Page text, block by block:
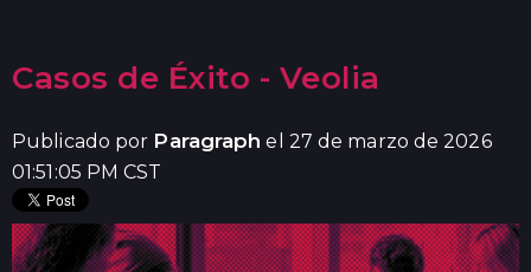
Casos de Éxito - Veolia
Publicado por Paragraph el 27 de marzo de 2026
01:51:05 PM CST